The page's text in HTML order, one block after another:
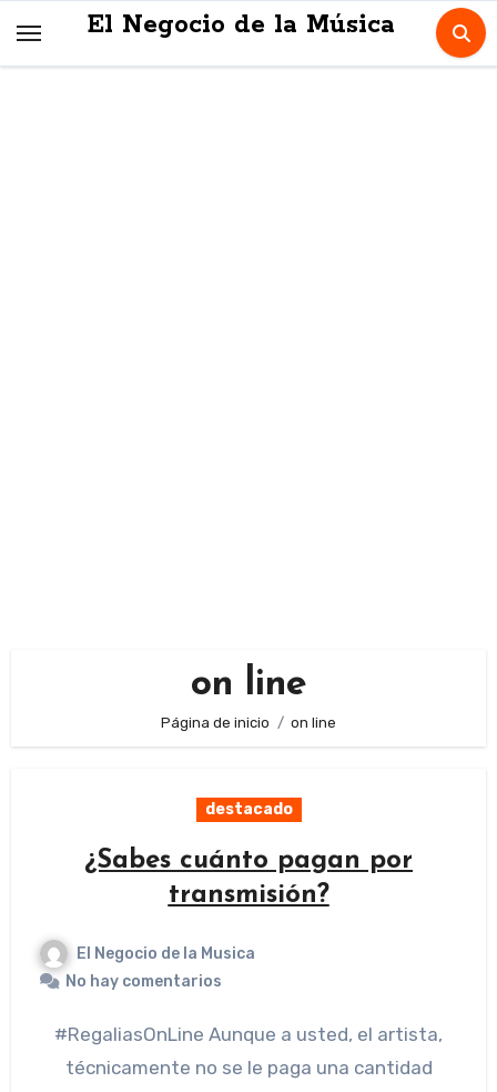
El Negocio de la Música
on line
Página de inicio on line
destacado
¿Sabes cuánto pagan por
transmisión?
El Negocio de la Musica
No hay comentarios
#RegaliasOnLine Aunque a usted, el artista,
técnicamente no se le paga una cantidad